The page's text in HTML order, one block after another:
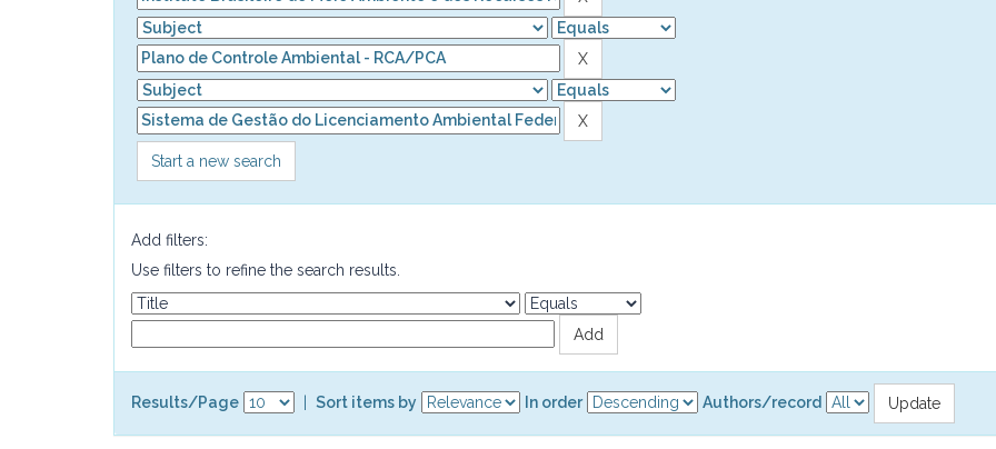
Start a new search
Add filters:
Use filters to refine the search results.
Results/Page Sort items by In order Authors/record